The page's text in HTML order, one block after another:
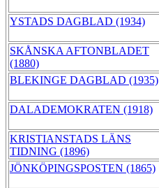
YSTADS DAGBLAD (1934)
SKÅNSKA AFTONBLADET
(1880)
BLEKINGE DAGBLAD (1935)
DALADEMOKRATEN (1918)
KRISTIANSTADS LÄNS
TIDNING (1896)
JÖNKÖPINGSPOSTEN (1865)